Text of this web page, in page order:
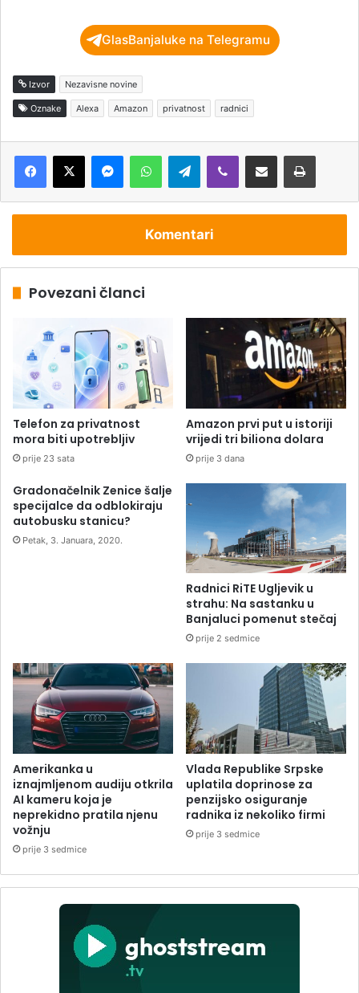
GlasBanjaluke na Telegramu
Izvor Nezavisne novine
Oznake Alexa Amazon privatnost radnici
Telegram
Komentari
Povezani članci
Telefon za privatnost
mora biti upotrebljiv
prije 23 sata
Amazon prvi put u istoriji
vrijedi tri biliona dolara
prije 3 dana
Gradonačelnik Zenice šalje
specijalce da odblokiraju
autobusku stanicu?
Petak, 3. Januara, 2020.
Radnici RiTE Ugljevik u
strahu: Na sastanku u
Banjaluci pomenut stečaj
prije 2 sedmice
Amerikanka u
iznajmljenom audiju otkrila
AI kameru koja je
neprekidno pratila njenu
vožnju
prije 3 sedmice
Vlada Republike Srpske
uplatila doprinose za
penzijsko osiguranje
radnika iz nekoliko firmi
prije 3 sedmice